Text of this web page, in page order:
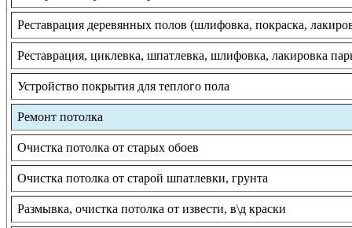
Реставрация деревянных полов (шлифовка, покраска,
Реставрация, циклевка, шпатлевка, шлифовка, лакировка
Устройство покрытия для теплого пола
Ремонт потолка
Очистка потолка от старых обоев
Очистка потолка от старой шпатлевки, грунта
Размывка, очистка потолка от извести, в\д краски